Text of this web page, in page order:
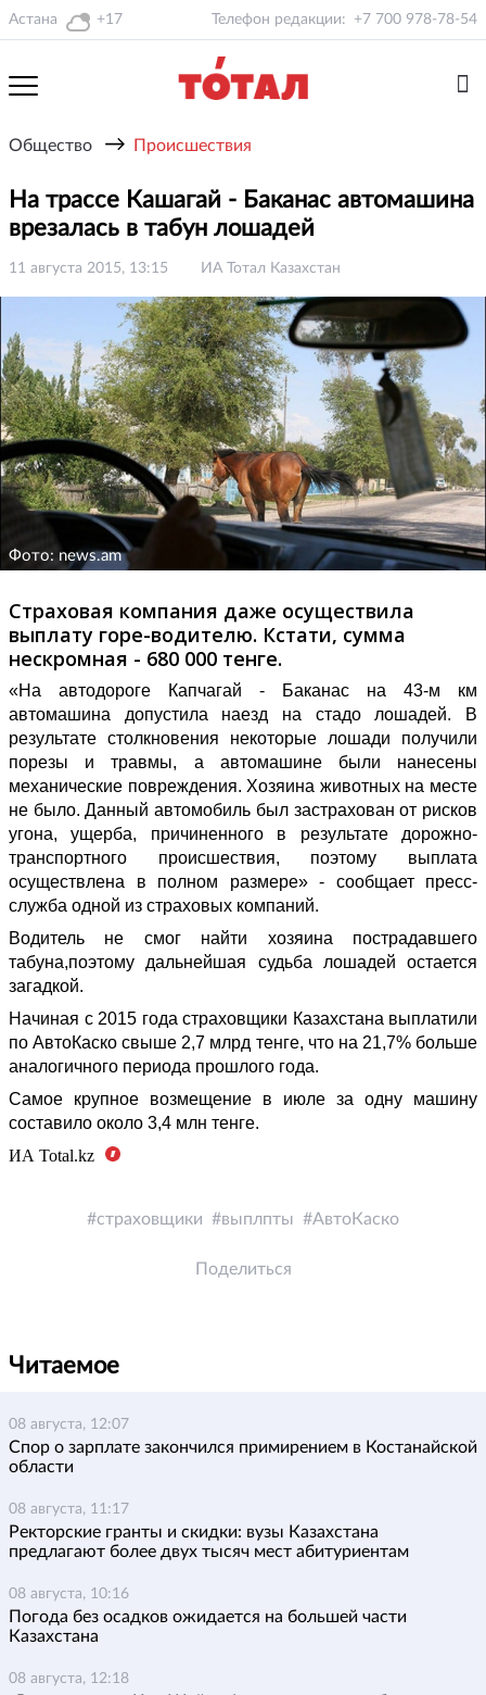
Астана +17 Телефон редакции: +7 700 978-78-54
Общество → Происшествия
На трассе Кашагай - Баканас автомашина
врезалась в табун лошадей
11 августа 2015, 13:15 ИА Тотал Казахстан
Фото: news.am
Страховая компания даже осуществила
выплату горе-водителю. Кстати, сумма
нескромная - 680 000 тенге.
«На автодороге Капчагай - Баканас на 43-м км
автомашина допустила наезд на стадо лошадей. В
результате столкновения некоторые лошади получили
порезы и травмы, а автомашине были нанесены
механические повреждения. Хозяина животных на месте
не было. Данный автомобиль был застрахован от рисков
угона, ущерба, причиненного в результате дорожно-
транспортного происшествия, поэтому выплата
осуществлена в полном размере» - сообщает пресс-
служба одной из страховых компаний.
Водитель не смог найти хозяина пострадавшего
табуна,поэтому дальнейшая судьба лошадей остается
загадкой.
Начиная с 2015 года страховщики Казахстана выплатили
по АвтоКаско свыше 2,7 млрд тенге, что на 21,7% больше
аналогичного периода прошлого года.
Самое крупное возмещение в июле за одну машину
составило около 3,4 млн тенге.
ИА Total.kz
страховщики выплпты АвтоКаско
Поделиться
Читаемое
08 августа, 12:07
Спор о зарплате закончился примирением в Костанайской
области
08 августа, 11:17
Ректорские гранты и скидки: вузы Казахстана
предлагают более двух тысяч мест абитуриентам
08 августа, 10:16
Погода без осадков ожидается на большей части
Казахстана
08 августа, 12:18